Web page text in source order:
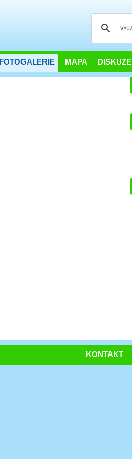
FOTOGALERIE MAPA DISKUZE
KONTAKT